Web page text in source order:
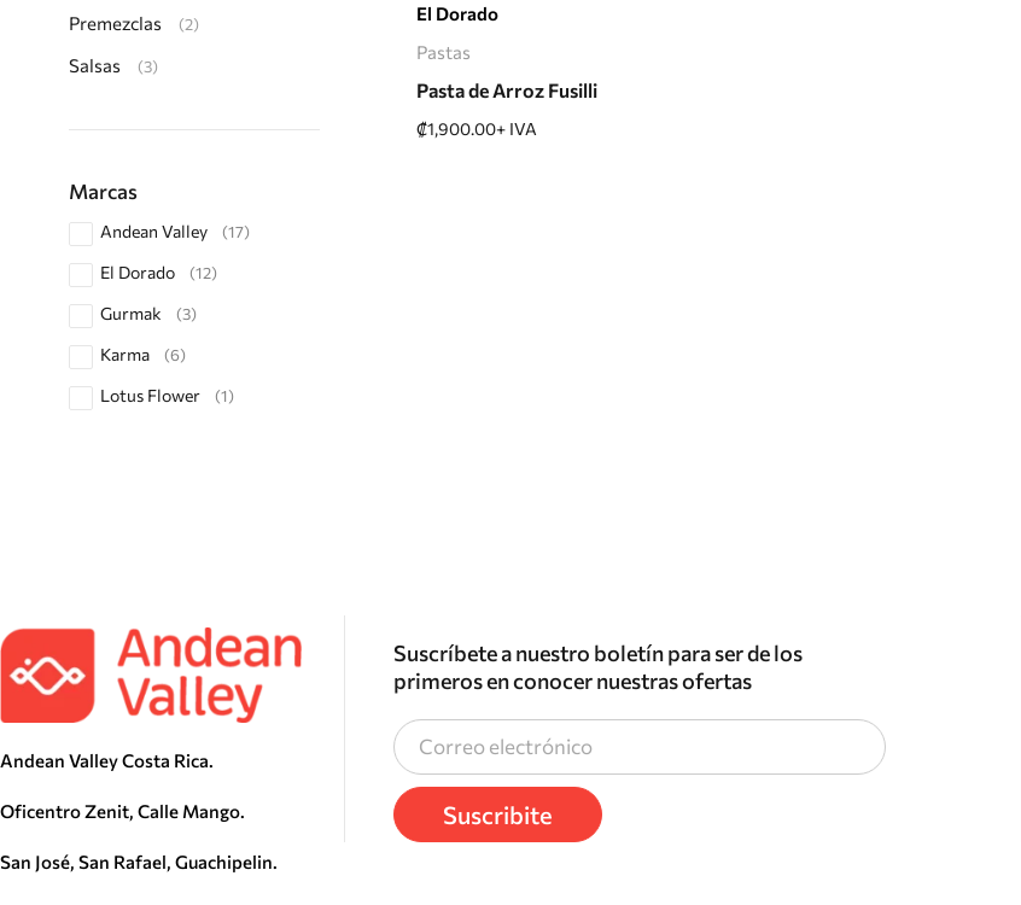
Premezclas (2)
Salsas (3)
Marcas
Andean Valley (17)
El Dorado (12)
Gurmak (3)
Karma (6)
Lotus Flower (1)
El Dorado
Pastas
Pasta de Arroz Fusilli
₡1,900.00+ IVA
Andean Valley Costa Rica.
Oficentro Zenit, Calle Mango.
San José, San Rafael, Guachipelin.
Suscríbete a nuestro boletín para ser de los
primeros en conocer nuestras ofertas
Suscribite